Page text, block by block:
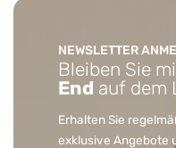
NEWSLETTER
Bleiben Sie
End auf dem
Erhalten Sie
exklusive Angebote